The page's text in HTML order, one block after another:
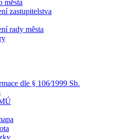
města
zastupitelstva
rady města
dle § 106⁄1999 Sb.